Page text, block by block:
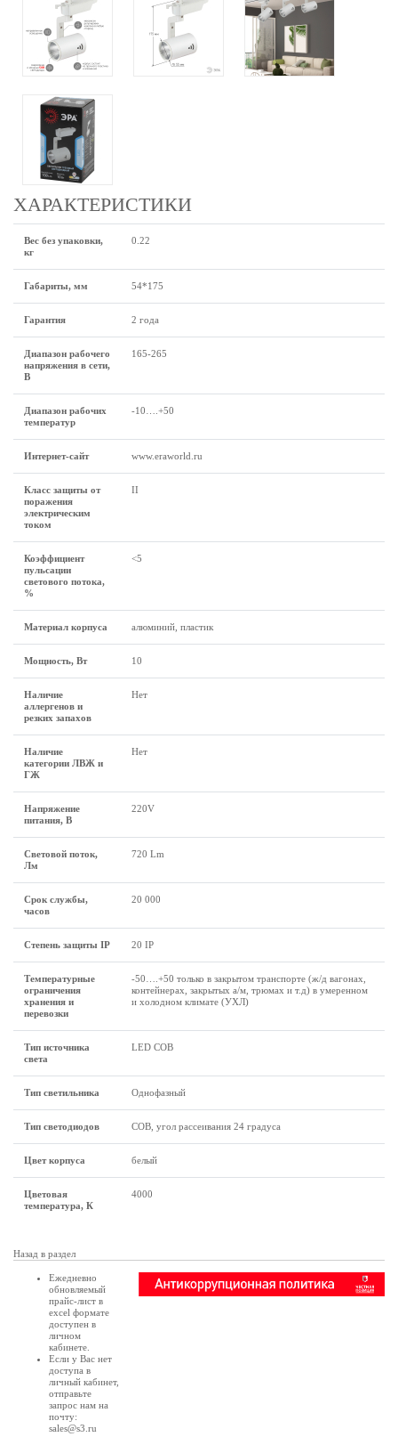
ХАРАКТЕРИСТИКИ
Вес без упаковки,
кг
0.22
Габариты, мм 54*175
Гарантия 2 года
Диапазон рабочего
напряжения в сети,
В
165-265
Диапазон рабочих
температур
-10….+50
Интернет-сайт www.eraworld.ru
Класс защиты от
поражения
электрическим
током
II
Коэффициент
пульсации
светового потока,
%
<5
Материал корпуса алюминий, пластик
Мощность, Вт 10
Наличие
аллергенов и
резких запахов
Нет
Наличие
категории ЛВЖ и
ГЖ
Нет
Напряжение
питания, В
220V
Световой поток,
Лм
720 Lm
Срок службы,
часов
20 000
Степень защиты IP 20 IP
Температурные
ограничения
хранения и
перевозки
-50….+50 только в закрытом транспорте (ж/д вагонах,
контейнерах, закрытых а/м, трюмах и т.д) в умеренном
и холодном климате (УХЛ)
Тип источника
света
LED COB
Тип светильника Однофазный
Тип светодиодов COB, угол рассеивания 24 градуса
Цвет корпуса белый
Цветовая
температура, К
4000
Назад в раздел
Ежедневно
обновляемый
прайс-лист в
excel формате
доступен в
личном
кабинете
Если у Вас нет
доступа в
личный кабинет,
отправьте
запрос нам на
почту:
sales@s3.ru